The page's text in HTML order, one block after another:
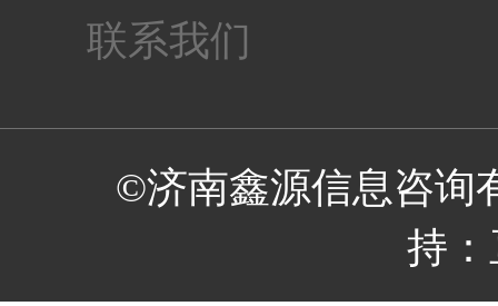
联系我们
©济南鑫源信息咨询
持：